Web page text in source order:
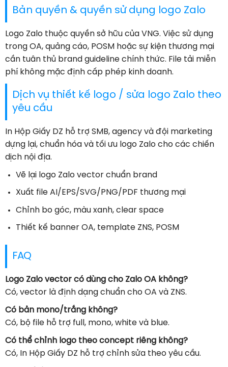
Bản quyền & quyền sử dụng logo Zalo
Logo Zalo thuộc quyền sở hữu của VNG. Việc sử dụng
trong OA, quảng cáo, POSM hoặc sự kiện thương mại
cần tuân thủ brand guideline chính thức. File tải miễn
phí không mặc định cấp phép kinh doanh.
Dịch vụ thiết kế logo / sửa logo Zalo theo
yêu cầu
In Hộp Giấy DZ hỗ trợ SMB, agency và đội marketing
dựng lại, chuẩn hóa và tối ưu logo Zalo cho các chiến
dịch nội địa.
Vẽ lại logo Zalo vector chuẩn brand
Xuất file AI/EPS/SVG/PNG/PDF thương mại
Chỉnh bo góc, màu xanh, clear space
Thiết kế banner OA, template ZNS, POSM
FAQ
Logo Zalo vector có dùng cho Zalo OA không?
Có, vector là định dạng chuẩn cho OA và ZNS.
Có bản mono/trắng không?
Có, bộ file hỗ trợ full, mono, white và blue.
Có thể chỉnh logo theo concept riêng không?
Có, In Hộp Giấy DZ hỗ trợ chỉnh sửa theo yêu cầu.